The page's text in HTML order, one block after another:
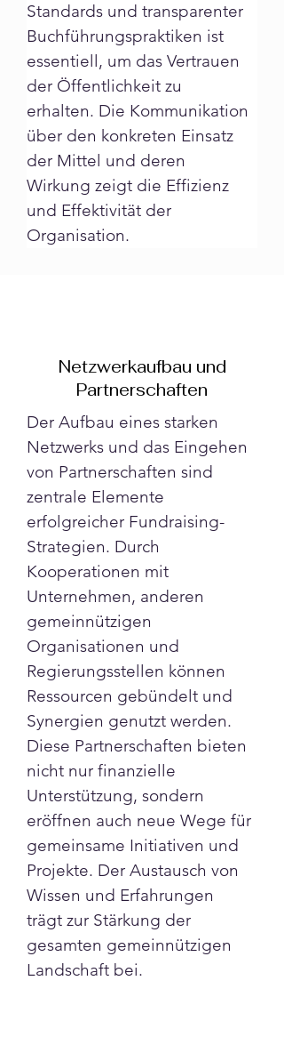
Standards und transparenter
Buchführungspraktiken ist
essentiell, um das Vertrauen
der Öffentlichkeit zu
erhalten. Die Kommunikation
über den konkreten Einsatz
der Mittel und deren
Wirkung zeigt die Effizienz
und Effektivität der
Organisation.
Netzwerkaufbau und
Partnerschaften
Der Aufbau eines starken
Netzwerks und das Eingehen
von Partnerschaften sind
zentrale Elemente
erfolgreicher Fundraising-
Strategien. Durch
Kooperationen mit
Unternehmen, anderen
gemeinnützigen
Organisationen und
Regierungsstellen können
Ressourcen gebündelt und
Synergien genutzt werden.
Diese Partnerschaften bieten
nicht nur finanzielle
Unterstützung, sondern
eröffnen auch neue Wege für
gemeinsame Initiativen und
Projekte. Der Austausch von
Wissen und Erfahrungen
trägt zur Stärkung der
gesamten gemeinnützigen
Landschaft bei.